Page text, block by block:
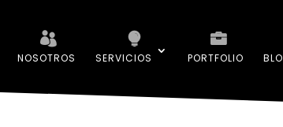
NOSOTROS SERVICIOS PORTFOLIO